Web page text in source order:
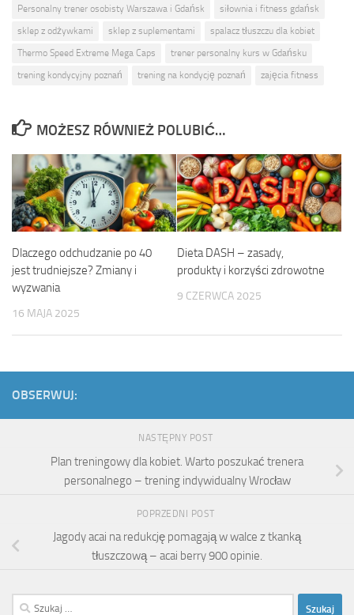
Personalny trener osobisty Warszawa i Gdańsk
siłownia i fitness gdańsk
sklep z odżywkami
sklep z suplementami
spalacz tłuszczu dla kobiet
Thermo Speed Extreme Mega Caps
trener personalny kurs w Gdańsku
trening kondycyjny poznań
trening na kondycję poznań zajęcia fitness
MOŻESZ RÓWNIEŻ POLUBIĆ…
Dlaczego odchudzanie po 40
jest trudniejsze? Zmiany i
wyzwania
16 MAJA 2025
Dieta DASH – zasady,
produkty i korzyści zdrowotne
9 CZERWCA 2025
OBSERWUJ:
NASTĘPNY POST
Plan treningowy dla kobiet. Warto poszukać trenera
personalnego – trening indywidualny Wrocław
POPRZEDNI POST
Jagody acai na redukcję pomagają w walce z tkanką
tłuszczową – acai berry 900 opinie.
Szukaj: